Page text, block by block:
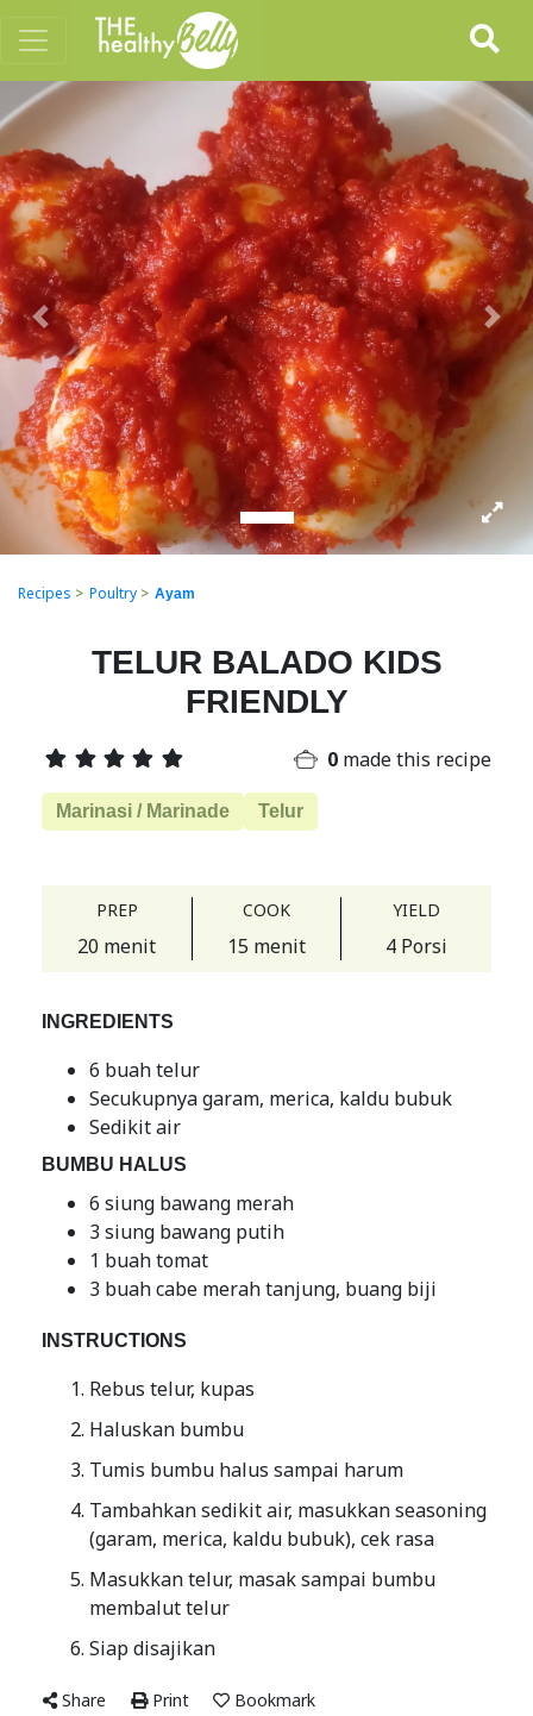
Previous Next
Recipes > Poultry > Ayam
TELUR BALADO KIDS
FRIENDLY
0 made this recipe
Marinasi / Marinade Telur
PREP
20 menit
COOK
15 menit
YIELD
4 Porsi
INGREDIENTS
6 buah telur
Secukupnya garam, merica, kaldu bubuk
Sedikit air
BUMBU HALUS
6 siung bawang merah
3 siung bawang putih
1 buah tomat
3 buah cabe merah tanjung, buang biji
INSTRUCTIONS
Rebus telur, kupas
Haluskan bumbu
Tumis bumbu halus sampai harum
Tambahkan sedikit air, masukkan seasoning
(garam, merica, kaldu bubuk), cek rasa
Masukkan telur, masak sampai bumbu
membalut telur
Siap disajikan
Share Print Bookmark